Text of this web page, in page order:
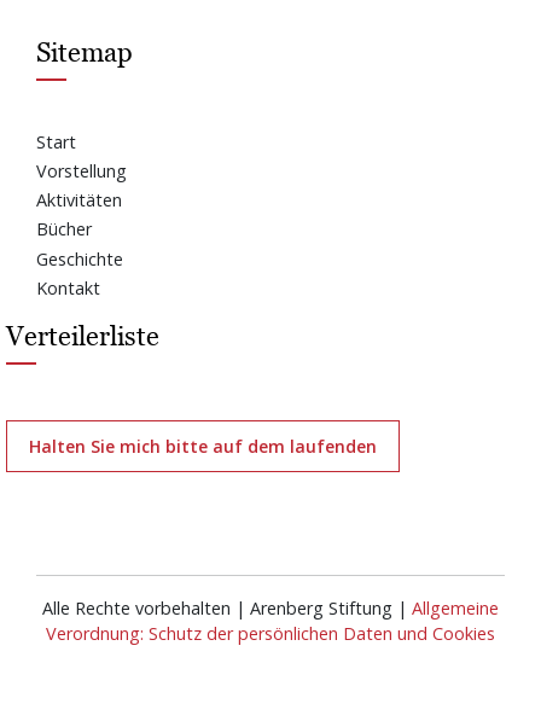
Sitemap
Start
Vorstellung
Aktivitäten
Bücher
Geschichte
Kontakt
Verteilerliste
Halten Sie mich bitte auf dem laufenden
Alle Rechte vorbehalten | Arenberg Stiftung | Allgemeine
Verordnung: Schutz der persönlichen Daten und Cookies